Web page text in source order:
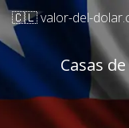
🇨🇱 valor-del-
Casas